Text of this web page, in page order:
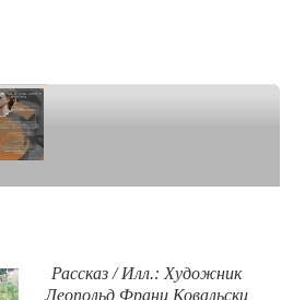
Рассказ / Илл.: Художник
Леопольд Франц Ковальски